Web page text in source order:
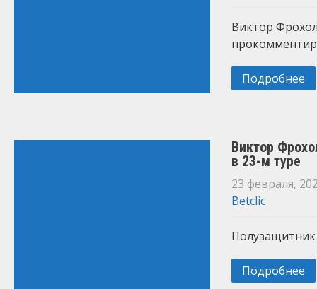
Виктор
Подробнее
Виктор
в 23-м туре
23 февраля,
Betclic
Полузащитник
Подробнее